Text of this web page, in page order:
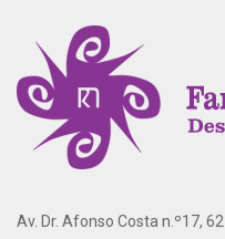
Av. Dr. Afonso Costa n.º17,